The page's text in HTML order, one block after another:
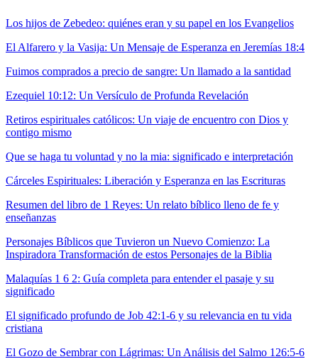
Los hijos de Zebedeo: quiénes eran y su papel en los Evangelios
El Alfarero y la Vasija: Un Mensaje de Esperanza en Jeremías 18:4
Fuimos comprados a precio de sangre: Un llamado a la santidad
Ezequiel 10:12: Un Versículo de Profunda Revelación
Retiros espirituales católicos: Un viaje de encuentro con Dios y
contigo mismo
Que se haga tu voluntad y no la mia: significado e interpretación
Cárceles Espirituales: Liberación y Esperanza en las Escrituras
Resumen del libro de 1 Reyes: Un relato bíblico lleno de fe y
enseñanzas
Personajes Bíblicos que Tuvieron un Nuevo Comienzo: La
Inspiradora Transformación de estos Personajes de la Biblia
Malaquías 1 6 2: Guía completa para entender el pasaje y su
significado
El significado profundo de Job 42:1-6 y su relevancia en tu vida
cristiana
El Gozo de Sembrar con Lágrimas: Un Análisis del Salmo 126:5-6